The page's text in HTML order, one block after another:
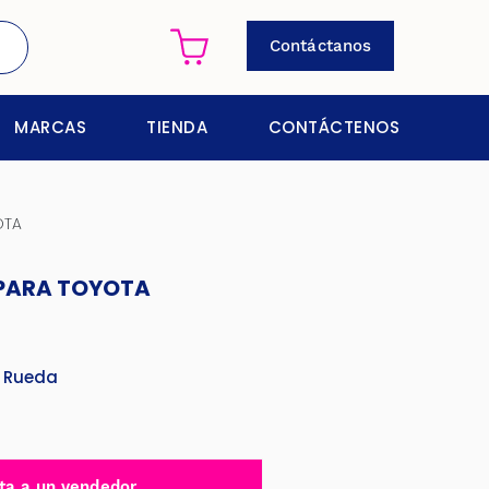
Contáctanos
MARCAS TIENDA CONTÁCTENOS
TOYOTA